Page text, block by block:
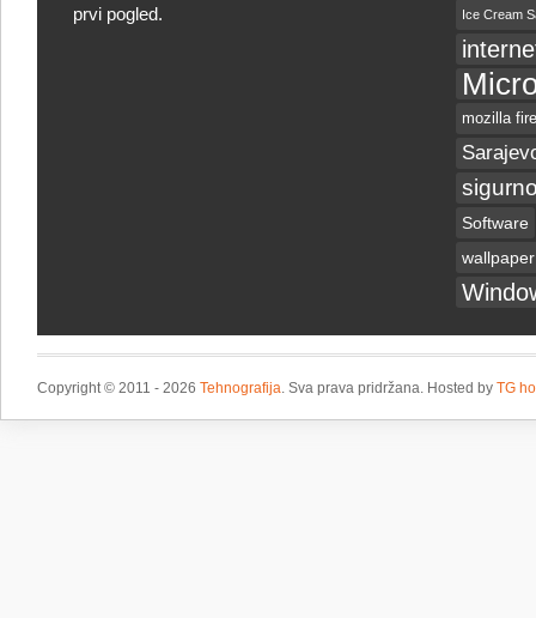
prvi pogled.
Ice Cream
mozilla
Software
wallpaper
Copyright © 2011 - 2026 Tehnografija. Sva prava pridržana. Hosted by TG